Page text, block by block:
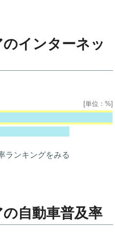
インターネッ
[単位：%]
ランキングをみる
自動車普及率